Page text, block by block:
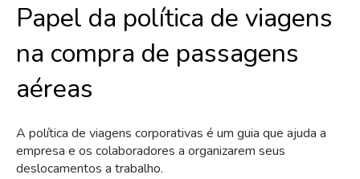
Papel da política de viagens
na compra de passagens
aéreas
A política de viagens corporativas é um guia que ajuda a
empresa e os colaboradores a organizarem seus
deslocamentos a trabalho.